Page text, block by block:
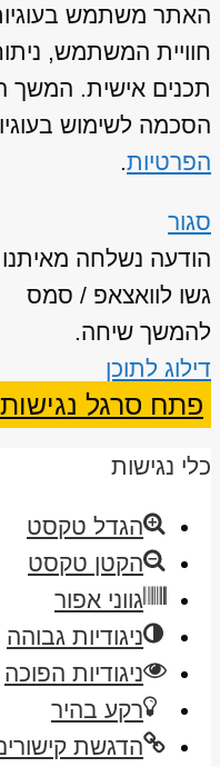
חוויית המשתמש,
תכנים אישית. המשך
הסכמה לשימוש
הפרטיות.
סגור
הודעה נשלחה מאיתנו
גשו לוואצאפ / סמס
להמשך שיחה.
דילוג לתוכן
פתח סרגל נגישות
כלי נגישות
הגדל טקסט
הקטן טקסט
גווני אפור
ניגודיות גבוהה
ניגודיות הפוכה
רקע בהיר
הדגשת